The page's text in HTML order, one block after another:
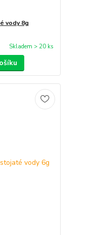
vody 8g
Skladem > 20 ks